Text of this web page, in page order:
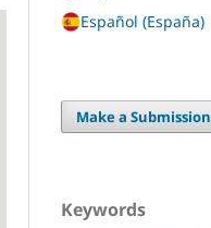
Español (España)
Make a Submission
Keywords